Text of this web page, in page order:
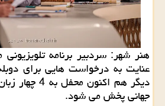
هنر شهر: سردبیر برنامه
عنایت به درخواست هایی برای
جهانی پخش می شود.